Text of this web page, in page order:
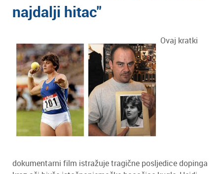
najdalji hitac"
Ovaj kratki
dokumentarni film istražuje tragične posljedice dopinga